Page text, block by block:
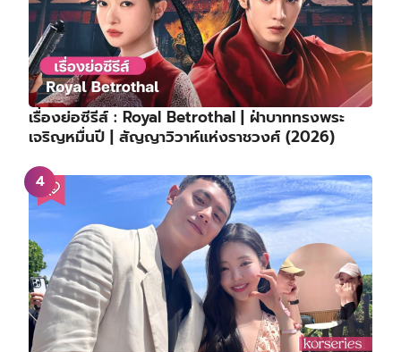
เรื่องย่อซีรีส์ : Royal Betrothal | ฝ่าบาททรงพระ
เจริญหมื่นปี | สัญญาวิวาห์แห่งราชวงศ์ (2026)